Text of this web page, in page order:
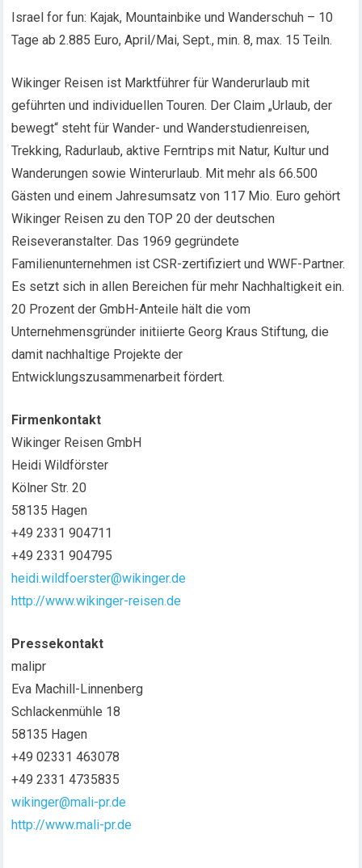
Israel for fun: Kajak, Mountainbike und Wanderschuh – 10
Tage ab 2.885 Euro, April/Mai, Sept., min. 8, max. 15 Teiln.
Wikinger Reisen ist Marktführer für Wanderurlaub mit
geführten und individuellen Touren. Der Claim „Urlaub, der
bewegt“ steht für Wander- und Wanderstudienreisen,
Trekking, Radurlaub, aktive Ferntrips mit Natur, Kultur und
Wanderungen sowie Winterurlaub. Mit mehr als 66.500
Gästen und einem Jahresumsatz von 117 Mio. Euro gehört
Wikinger Reisen zu den TOP 20 der deutschen
Reiseveranstalter. Das 1969 gegründete
Familienunternehmen ist CSR-zertifiziert und WWF-Partner.
Es setzt sich in allen Bereichen für mehr Nachhaltigkeit ein.
20 Prozent der GmbH-Anteile hält die vom
Unternehmensgründer initiierte Georg Kraus Stiftung, die
damit nachhaltige Projekte der
Entwicklungszusammenarbeit fördert.
Firmenkontakt
Wikinger Reisen GmbH
Heidi Wildförster
Kölner Str. 20
58135 Hagen
+49 2331 904711
+49 2331 904795
heidi.wildfoerster@wikinger.de
http://www.wikinger-reisen.de
Pressekontakt
malipr
Eva Machill-Linnenberg
Schlackenmühle 18
58135 Hagen
+49 02331 463078
+49 2331 4735835
wikinger@mali-pr.de
http://www.mali-pr.de